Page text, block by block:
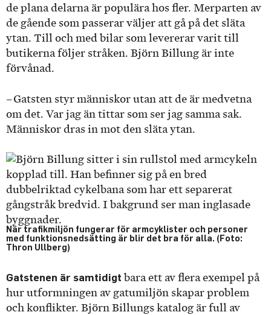
de plana delarna är populära hos fler. Merparten av
de gående som passerar väljer att gå på det släta
ytan. Till och med bilar som levererar varit till
butikerna följer stråken. Björn Billung är inte
förvånad.
– Gatsten styr människor utan att de är medvetna
om det. Var jag än tittar som ser jag samma sak.
Människor dras in mot den släta ytan.
När trafikmiljön fungerar för armcyklister och personer
med funktionsnedsätting är blir det bra för alla. (Foto:
Thron Ullberg)
Gatstenen är samtidigt bara ett av flera exempel på
hur utformningen av gatumiljön skapar problem
och konflikter. Björn Billungs katalog är full av